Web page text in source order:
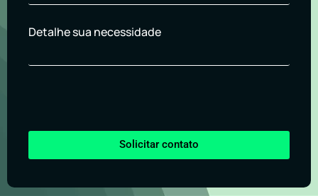
Detalhe sua necessidade
Solicitar contato